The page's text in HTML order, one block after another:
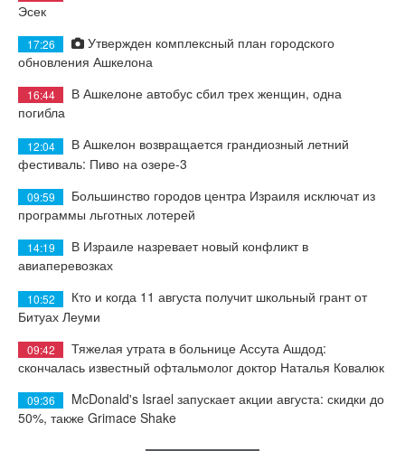
Эсек
17:26
Утвержден комплексный план городского
обновления Ашкелона
16:44
В Ашкелоне автобус сбил трех женщин, одна
погибла
12:04
В Ашкелон возвращается грандиозный летний
фестиваль: Пиво на озере-3
09:59
Большинство городов центра Израиля исключат из
программы льготных лотерей
14:19
В Израиле назревает новый конфликт в
авиаперевозках
10:52
Кто и когда 11 августа получит школьный грант от
Битуах Леуми
09:42
Тяжелая утрата в больнице Ассута Ашдод:
скончалась известный офтальмолог доктор Наталья Ковалюк
09:36
McDonald's Israel запускает акции августа: скидки до
50%, также Grimace Shake